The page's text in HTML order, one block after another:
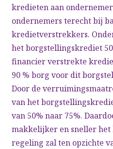
kredieten aan
ondernemers terecht bij
kredietverstrekkers.
het borgstellingskrediet
financier verstrekte
90 % borg voor dit
Door de
van het
van 50% naar 75%.
makkelijker en sneller
regeling zal ten opzichte